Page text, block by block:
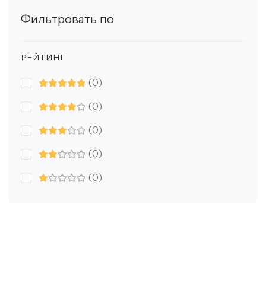
Фильтровать по
РЕЙТИНГ
(0)
(0)
(0)
(0)
(0)